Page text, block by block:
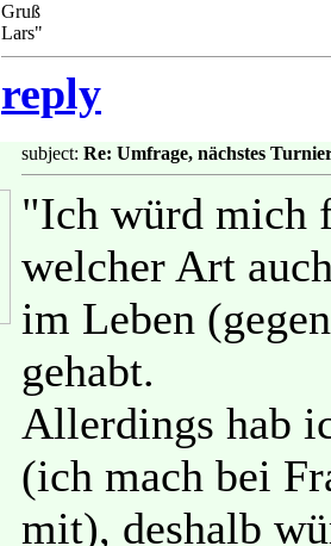
Gruß
Lars"
reply
subject: Re: Umfrage, nächstes
"Ich würd mich
welcher Art
im Leben
gehabt.
Allerdings hab
(ich mach bei
mit), deshalb